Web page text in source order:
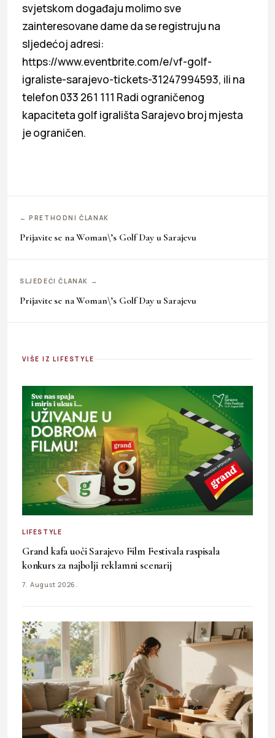
svjetskom događaju molimo sve
zainteresovane dame da se registruju na
sljedećoj adresi:
https://www.eventbrite.com/e/vf-golf-
igraliste-sarajevo-tickets-31247994593, ili na
telefon 033 261 111 Radi ograničenog
kapaciteta golf igrališta Sarajevo broj mjesta
je ograničen.
← PRETHODNI ČLANAK
Prijavite se na Woman\’s Golf Day u Sarajevu
SLJEDEĆI ČLANAK →
Prijavite se na Woman\’s Golf Day u Sarajevu
VIŠE IZ LIFESTYLE
LIFESTYLE
Grand kafa uoči Sarajevo Film Festivala raspisala
konkurs za najbolji reklamni scenarij
7. August 2026.